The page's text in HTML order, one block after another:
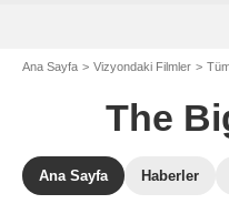
Ana Sayfa Vizyondaki Filmler
The
Ana Sayfa Haberler